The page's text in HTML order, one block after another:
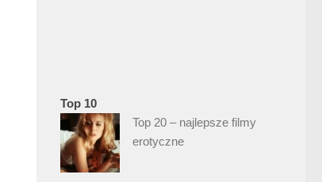
Top 10
Top 20 – najlepsze filmy
erotyczne